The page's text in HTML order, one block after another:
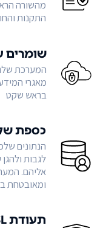
מהשורה
התקנות
שומרים
המערכת
מאגרי
בראש שקט
כספת
הנתונים
לגבות
אליהם.
ומאובטחת
תעודת SSL